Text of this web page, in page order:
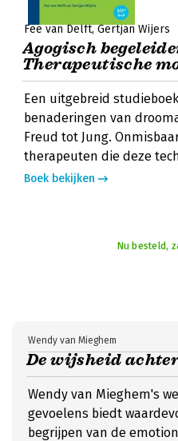
Fee van Delft Gertjan Wijers
Agogisch
Therapeutische
Een uitgebreid
benaderingen van
Freud tot Jung.
therapeuten die deze
Boek bekijken
Nu besteld,
De wijsheid
Wendy van Mieghem
Wendy van Mieghem's
gevoelens biedt
begrijpen van de